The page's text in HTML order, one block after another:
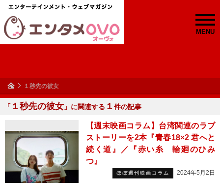
MENU
１秒先の彼女
「 １秒先の彼女 」に関連する １ 件の記事
【週末映画コラム】台湾関連のラブ
ストーリーを2本『青春18×2 君へと
続く道』／『赤い糸 輪廻のひみ
つ』
ほぼ週刊映画コラム 2024年5月2日